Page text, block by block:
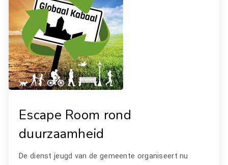
Escape Room rond
duurzaamheid
De dienst jeugd van de gemeente organiseert nu